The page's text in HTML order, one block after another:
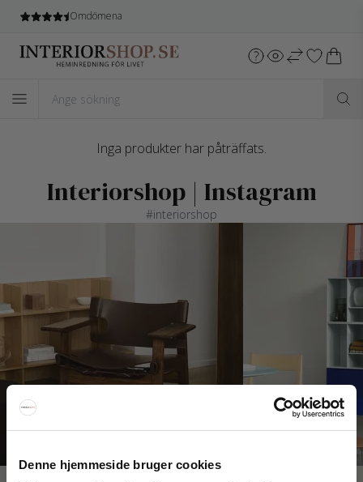
Denne hjemmeside bruger cookies
Omdömena
Inga produkter har påträffats.
Interiorshop | Instagram
#interiorshop